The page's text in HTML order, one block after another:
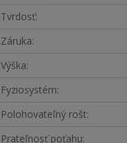
Tvrdosť
Záruka
Výška
Fyziosystém
Polohovateľný rošt
Prateľnosť poťahu